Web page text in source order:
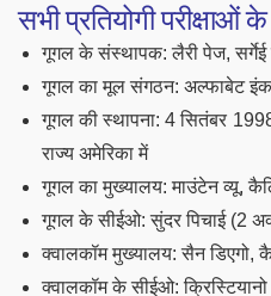
सभी प्रतियोगी परीक्षाओं
गूगल के संस्थापक: लैरी पेज, सर्गेई
गूगल का मूल संगठन: अल्फाबेट
गूगल की स्थापना: 4 सितंबर
राज्य अमेरिका में
गूगल का मुख्यालय: माउंटेन व्यू,
गूगल के सीईओ: सुंदर पिचाई (2
क्वालकॉम मुख्यालय: सैन डिएगो,
क्वालकॉम के सीईओ: